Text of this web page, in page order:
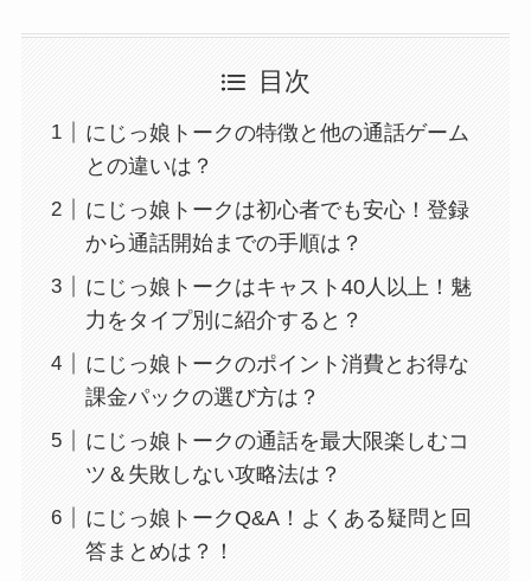
目次
にじっ娘トークの特徴と他の通話ゲーム
との違いは？
にじっ娘トークは初心者でも安心！登録
から通話開始までの手順は？
にじっ娘トークはキャスト40人以上！魅
力をタイプ別に紹介すると？
にじっ娘トークのポイント消費とお得な
課金パックの選び方は？
にじっ娘トークの通話を最大限楽しむコ
ツ＆失敗しない攻略法は？
にじっ娘トークQ&A！よくある疑問と回
答まとめは？！